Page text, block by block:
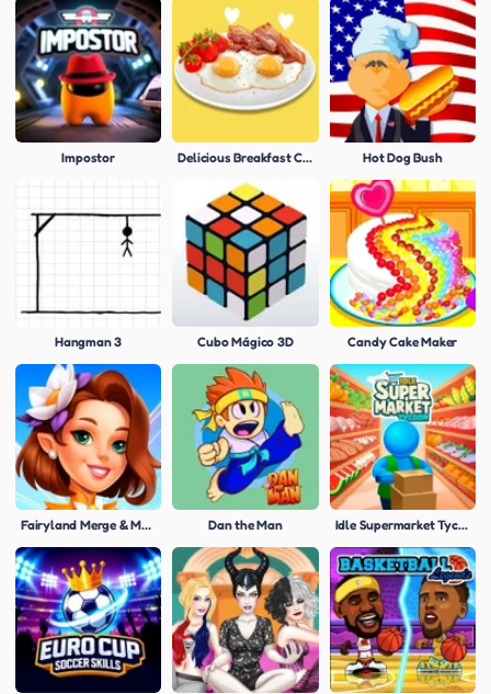
Impostor Delicious Breakfast Cooking Hot Dog Bush
Hangman 3 Cubo Mágico 3D Candy Cake Maker
Fairyland Merge & Magic Dan the Man Idle Supermarket Tycoon